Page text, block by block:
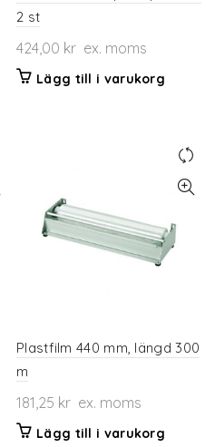
2 st
424,00 kr ex. moms
Lägg till i varukorg
Plastfilm 440 mm, längd 300
m
181,25 kr ex. moms
Lägg till i varukorg